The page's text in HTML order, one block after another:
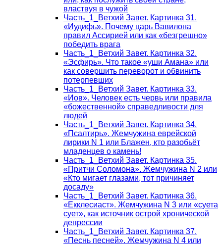
властвуя в чужой
Часть_1_Ветхий Завет. Картинка 31.
«Иудифь». Почему царь Вавилона
правил Ассирией или как «безгрешно»
победить врага
Часть_1_Ветхий Завет. Картинка 32.
«Эсфирь». Что такое «уши Амана» или
как совершить переворот и обвинить
потерпевших
Часть_1_Ветхий Завет. Картинка 33.
«Иов». Человек есть червь или правила
«божественной» справедливости для
людей
Часть_1_Ветхий Завет. Картинка 34.
«Псалтирь». Жемчужина еврейской
лирики N 1 или Блажен, кто разобьёт
младенцев о камень!
Часть_1_Ветхий Завет. Картинка 35.
«Притчи Соломона». Жемчужина N 2 или
«Кто мигает глазами, тот причиняет
досаду»
Часть_1_Ветхий Завет. Картинка 36.
«Екклесиаст». Жемчужина N 3 или «суета
сует», как источник острой хронической
депрессии
Часть_1_Ветхий Завет. Картинка 37.
«Песнь песней». Жемчужина N 4 или